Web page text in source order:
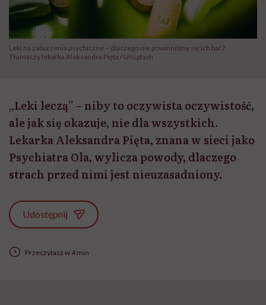
Leki na zaburzenia psychiczne – dlaczego nie powinniśmy się ich bać?
Tłumaczy lekarka Aleksandra Pięta / Unsplash
„Leki leczą” – niby to oczywista oczywistość,
ale jak się okazuje, nie dla wszystkich.
Lekarka Aleksandra Pięta, znana w sieci jako
Psychiatra Ola, wylicza powody, dlaczego
strach przed nimi jest nieuzasadniony.
Udostępnij
Przeczytasz w 4 min